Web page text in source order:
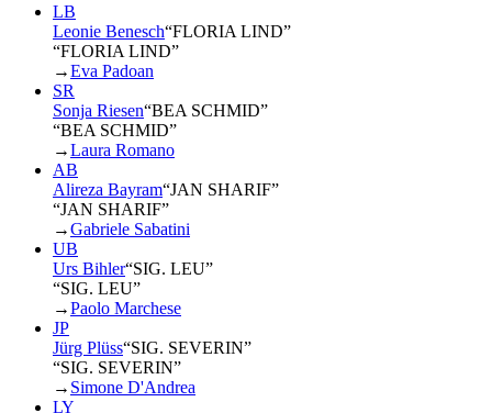
LB
Leonie Benesch“FLORIA LIND”
“FLORIA LIND”
→Eva Padoan
SR
Sonja Riesen“BEA SCHMID”
“BEA SCHMID”
→Laura Romano
AB
Alireza Bayram“JAN SHARIF”
“JAN SHARIF”
→Gabriele Sabatini
UB
Urs Bihler“SIG. LEU”
“SIG. LEU”
→Paolo Marchese
JP
Jürg Plüss“SIG. SEVERIN”
“SIG. SEVERIN”
→ Simone D'Andrea
LY